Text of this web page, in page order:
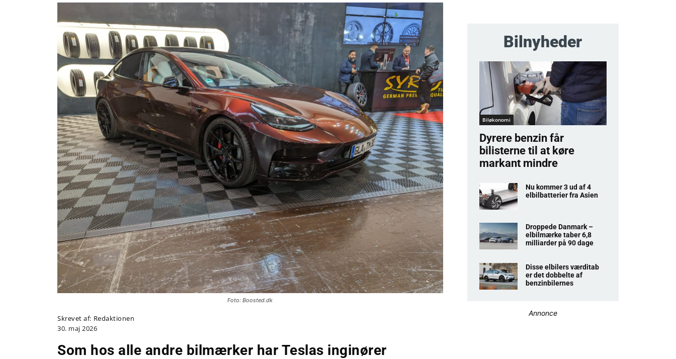
Foto: Boosted.dk
Skrevet af: Redaktionen
30. maj 2026
Som hos alle andre bilmærker har Teslas inginører
Bilnyheder
Biløkonomi
Dyrere benzin får
bilisterne til at køre
markant mindre
Nu kommer 3 ud af 4
elbilbatterier fra Asien
Droppede Danmark –
elbilmærke taber 6,8
milliarder på 90 dage
Disse elbilers værditab
er det dobbelte af
benzinbilernes
Annonce